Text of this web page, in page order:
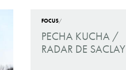
FOCUS/
PECHA KUCHA /
RADAR DE SACLAY